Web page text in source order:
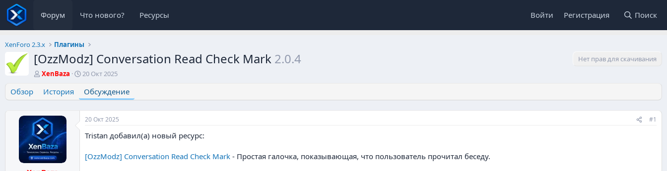
Форум Что нового? Ресурсы Войти Регистрация Поиск
XenForo 2.3.x Плагины
[OzzModz] Conversation Read Check Mark 2.0.4
Нет прав для скачивания
А
т
о
т
е
м
ы
XenBaza
Д
т
а
а
20 Окт 2025
Обзор История Обсуждение
20 Окт 2025 #1
Tristan добавил(а) новый ресурс:
[OzzModz] Conversation Read Check Mark - Простая галочка, показывающая, что пользователь прочитал беседу.